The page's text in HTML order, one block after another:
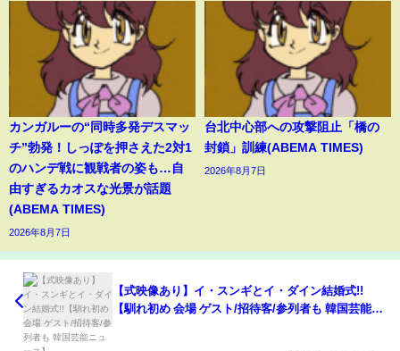
カンガルーの“同時多発デスマッ
チ”勃発！しっぽを押さえた2対1
のハンデ戦に観戦者の姿も…自
由すぎるカオスな光景が話題
(ABEMA TIMES)
2026年8月7日
台北中心部への攻撃阻止「橋の
封鎖」訓練(ABEMA TIMES)
2026年8月7日
【式映像あり】イ・スンギとイ・ダイン結婚式!!
【馴れ初め 会場 ゲスト/招待客/参列者も 韓国芸能ニ